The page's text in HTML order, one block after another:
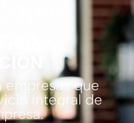
que
integral de